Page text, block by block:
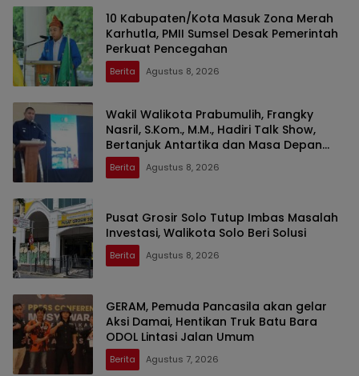
10 Kabupaten/Kota Masuk Zona Merah
Karhutla, PMII Sumsel Desak Pemerintah
Perkuat Pencegahan
Berita Agustus 8, 2026
Wakil Walikota Prabumulih, Frangky
Nasril, S.Kom., M.M., Hadiri Talk Show,
Bertanjuk Antartika dan Masa Depan
Bumi di SMAN 2 Prabumulih
Berita Agustus 8, 2026
Pusat Grosir Solo Tutup Imbas Masalah
Investasi, Walikota Solo Beri Solusi
Berita Agustus 8, 2026
GERAM, Pemuda Pancasila akan gelar
Aksi Damai, Hentikan Truk Batu Bara
ODOL Lintasi Jalan Umum
Berita Agustus 7, 2026